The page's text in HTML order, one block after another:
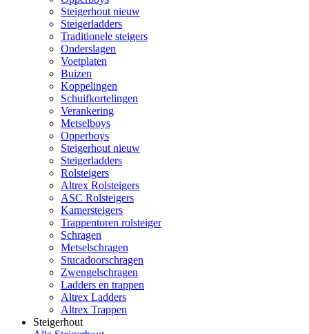
Steigerhout nieuw
Steigerladders
Traditionele steigers
Onderslagen
Voetplaten
Buizen
Koppelingen
Schuifkortelingen
Verankering
Metselboys
Opperboys
Steigerhout nieuw
Steigerladders
Rolsteigers
Altrex Rolsteigers
ASC Rolsteigers
Kamersteigers
Trappentoren rolsteiger
Schragen
Metselschragen
Stucadoorschragen
Zwengelschragen
Ladders en trappen
Altrex Ladders
Altrex Trappen
Steigerhout